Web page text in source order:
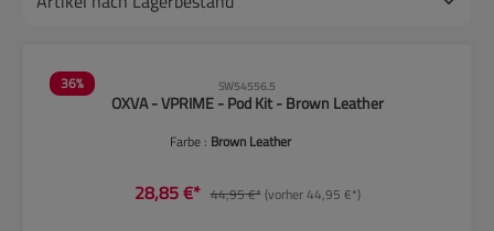
36% SW54556.5
OXVA - VPRIME - Pod Kit - Brown Leather
Farbe : Brown Leather
28,85 €* 44,95 €*(vorher 44,95 €*)